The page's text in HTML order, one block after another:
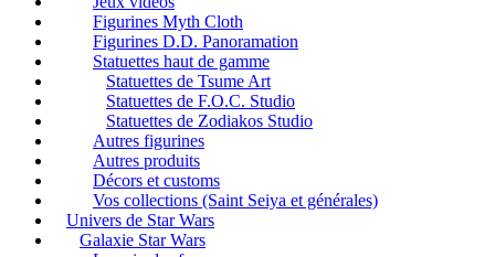
Figurines Myth Cloth
Figurines D.D. Panoramation
Statuettes haut de gamme
Statuettes de Tsume Art
Statuettes de F.O.C. Studio
Statuettes de Zodiakos Studio
Autres figurines
Autres produits
Décors et customs
Vos collections (Saint Seiya et générales)
Univers de Star Wars
Galaxie Star Wars